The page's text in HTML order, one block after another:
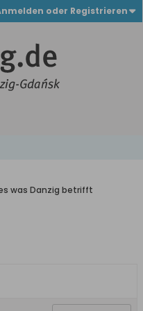
oder Registrieren
was Danzig betrifft